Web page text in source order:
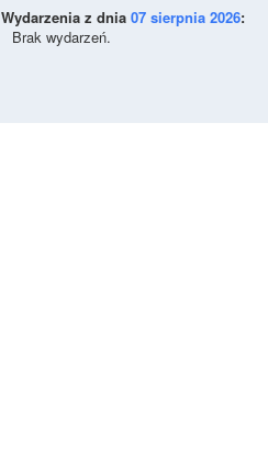
Wydarzenia z dnia 07 sierpnia 2026:
Brak wydarzeń.